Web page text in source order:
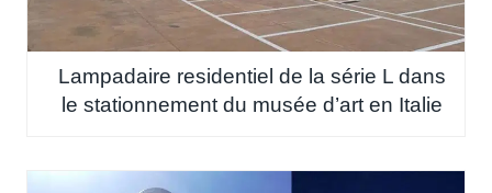
Lampadaire residentiel de la série L dans
le stationnement du musée d’art en Italie